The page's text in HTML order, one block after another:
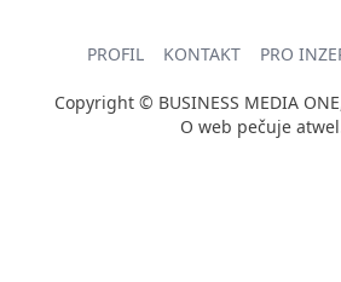
PROFIL KONTAKT PRO
Copyright © BUSINESS MEDIA